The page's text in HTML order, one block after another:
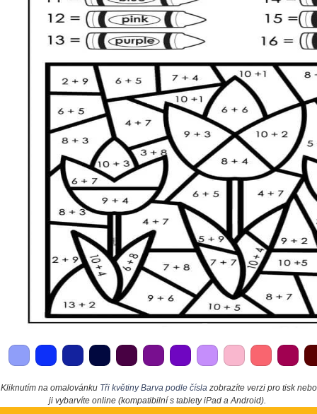
Kliknutím na omalovánku Tři květiny Barva podle čísla zobrazíte verzi pro tisk nebo
ji vybarvíte online (kompatibilní s tablety iPad a Android).